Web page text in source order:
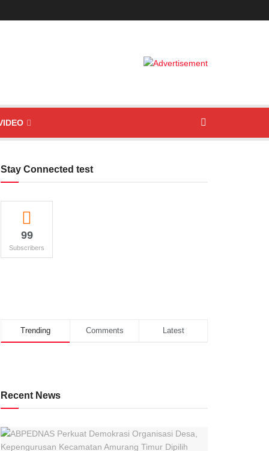
Stay Connected test
99
Subscribers
Trending Comments Latest
Recent News